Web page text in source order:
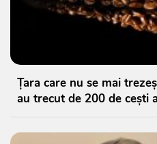
Țara care nu se mai
au trecut de 200 de cești